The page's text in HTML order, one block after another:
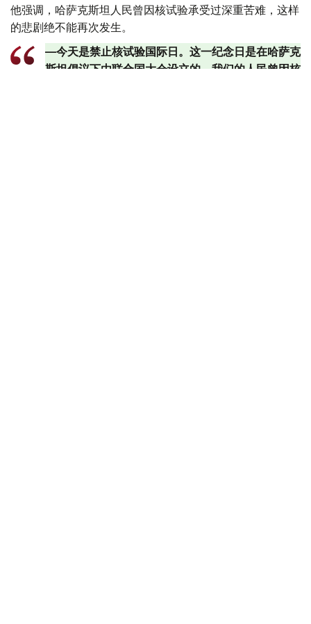
他强调，哈萨克斯坦人民曾因核试验承受过深重苦难，这样
的悲剧绝不能再次发生。
—今天是禁止核试验国际日。这一纪念日是在哈萨克
斯坦倡议下由联合国大会设立的。我们的人民曾因核